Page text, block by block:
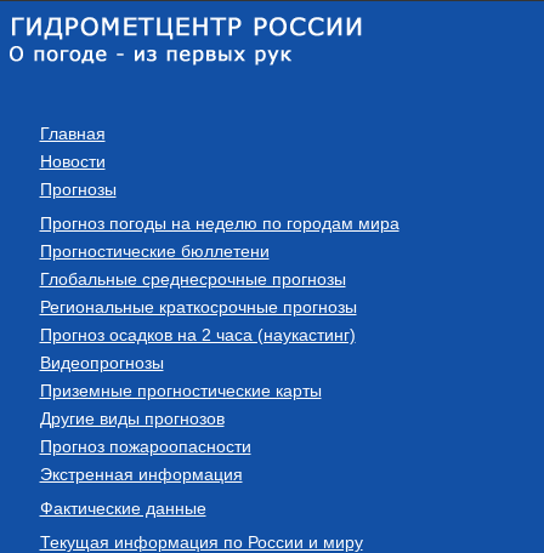
Главная
Новости
Прогнозы
Прогноз погоды на неделю по городам мира
Прогностические бюллетени
Глобальные среднесрочные прогнозы
Региональные краткосрочные прогнозы
Прогноз осадков на 2 часа (наукастинг)
Видеопрогнозы
Приземные прогностические карты
Другие виды прогнозов
Прогноз пожароопасности
Экстренная информация
Фактические данные
Текущая информация по России и миру